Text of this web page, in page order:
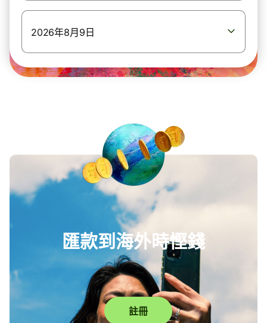
2026年8月9日
匯款到海外時慳錢
註冊